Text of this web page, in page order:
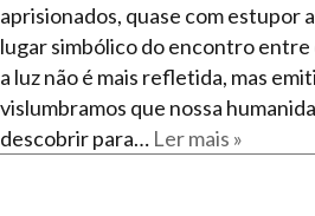
aprisionados, quase com estupor
lugar simbólico do encontro entre
a luz não é mais refletida, mas
vislumbramos que nossa
descobrir para… Ler mais »